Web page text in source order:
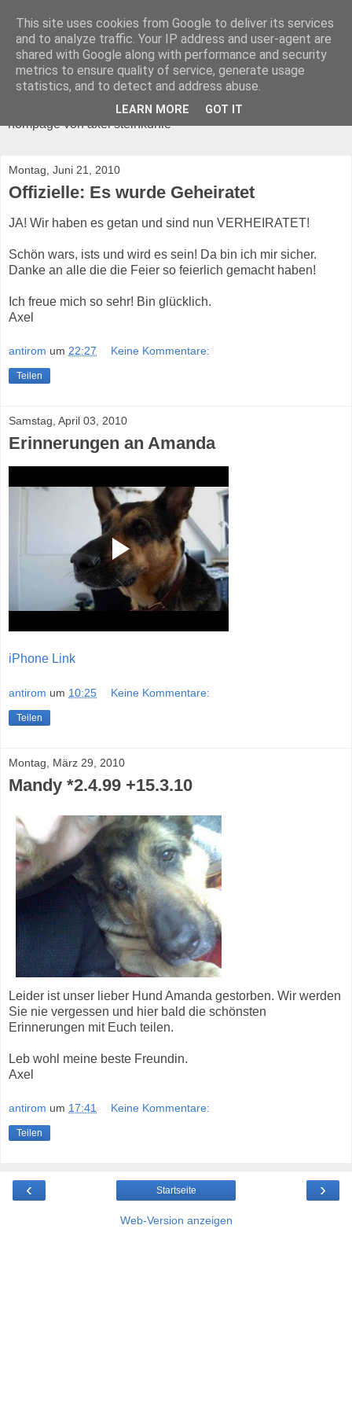
ANTIROM
hompage von axel steinkuhle
Montag, Juni 21, 2010
Offizielle: Es wurde Geheiratet
JA! Wir haben es getan und sind nun VERHEIRATET!
Schön wars, ists und wird es sein! Da bin ich mir sicher.
Danke an alle die die Feier so feierlich gemacht haben!
Ich freue mich so sehr! Bin glücklich.
Axel
antirom um 22:27 Keine Kommentare:
Teilen
Samstag, April 03, 2010
Erinnerungen an Amanda
iPhone Link
antirom um 10:25 Keine Kommentare:
Teilen
Montag, März 29, 2010
Mandy *2.4.99 +15.3.10
Leider ist unser lieber Hund Amanda gestorben. Wir werden
Sie nie vergessen und hier bald die schönsten
Erinnerungen mit Euch teilen.
Leb wohl meine beste Freundin.
Axel
antirom um 17:41 Keine Kommentare:
Teilen
‹ ›
Startseite
Web-Version anzeigen
This site uses cookies from Google to deliver its services
and to analyze traffic. Your IP address and user-agent are
shared with Google along with performance and security
metrics to ensure quality of service, generate usage
statistics, and to detect and address abuse.
LEARN MORE GOT IT